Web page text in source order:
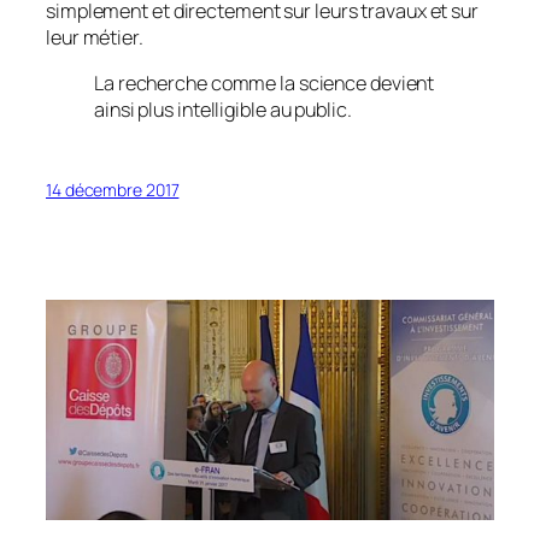
simplement et directement sur leurs travaux et sur
leur métier.
La recherche comme la science devient
ainsi plus intelligible au public.
14 décembre 2017